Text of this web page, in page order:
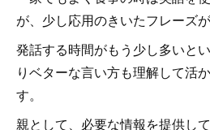
が、少し応用のきいたフレーズ
発話する時間がもう少し多いと
りベターな言い方も理解して活
す。
親として、必要な情報を提供し